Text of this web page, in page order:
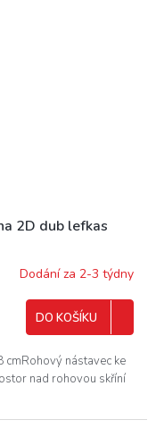
2D dub lefkas
Dodání za 2-3 týdny
DO KOŠÍKU
cmRohový nástavec ke
nad rohovou skříní